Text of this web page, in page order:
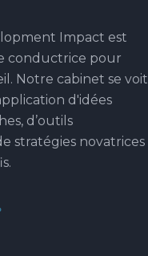
Impact est
conductrice pour
Notre cabinet se voit
d'idées
d’outils
stratégies novatrices